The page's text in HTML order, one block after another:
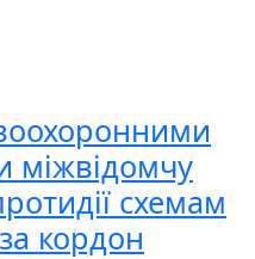
міжвідомчу
схемам
кордон